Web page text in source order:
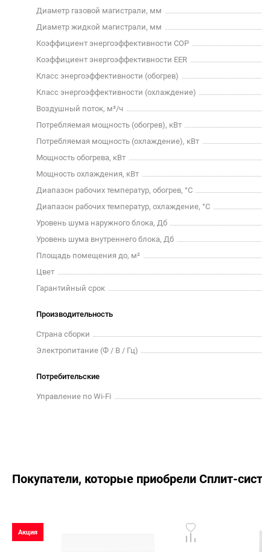
Диаметр газовой магистрали, мм
Диаметр жидкой магистрали, мм
Коэффициент энергоэффективности COP
Коэффициент энергоэффективности EER
Класс энергоэффективности (обогрев)
Класс энергоэффективности (охлаждение)
Воздушный поток, м³/ч
Потребляемая мощность (обогрев), кВт
Потребляемая мощность (охлаждение), кВт
Мощность обогрева, кВт
Мощность охлаждения, кВт
Диапазон рабочих температур, обогрев, °C
Диапазон рабочих температур, охлаждение, °C
Уровень шума наружного блока, Дб
Уровень шума внутреннего блока, Дб
Площадь помещения до, м²
Цвет
Гарантийный срок
Производительность
Страна сборки
Электропитание (Ф / В / Гц)
Потребительские
Управление по Wi-Fi
Покупатели, которые приобрели Сплит-
Акция